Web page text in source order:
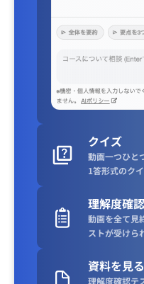
クイズ
動画一つひと
1答形式のク
理解度確
動画を全て見
ストが受けら
資料を見る
理解度確認テ